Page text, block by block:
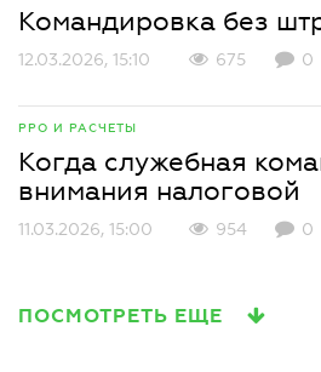
Командировка без
12.03.2026, 15:10 675 0
РРО И РАСЧЕТЫ
Когда служебная
внимания налоговой
11.03.2026, 15:00 954 0
ПОСМОТРЕТЬ ЕЩЕ